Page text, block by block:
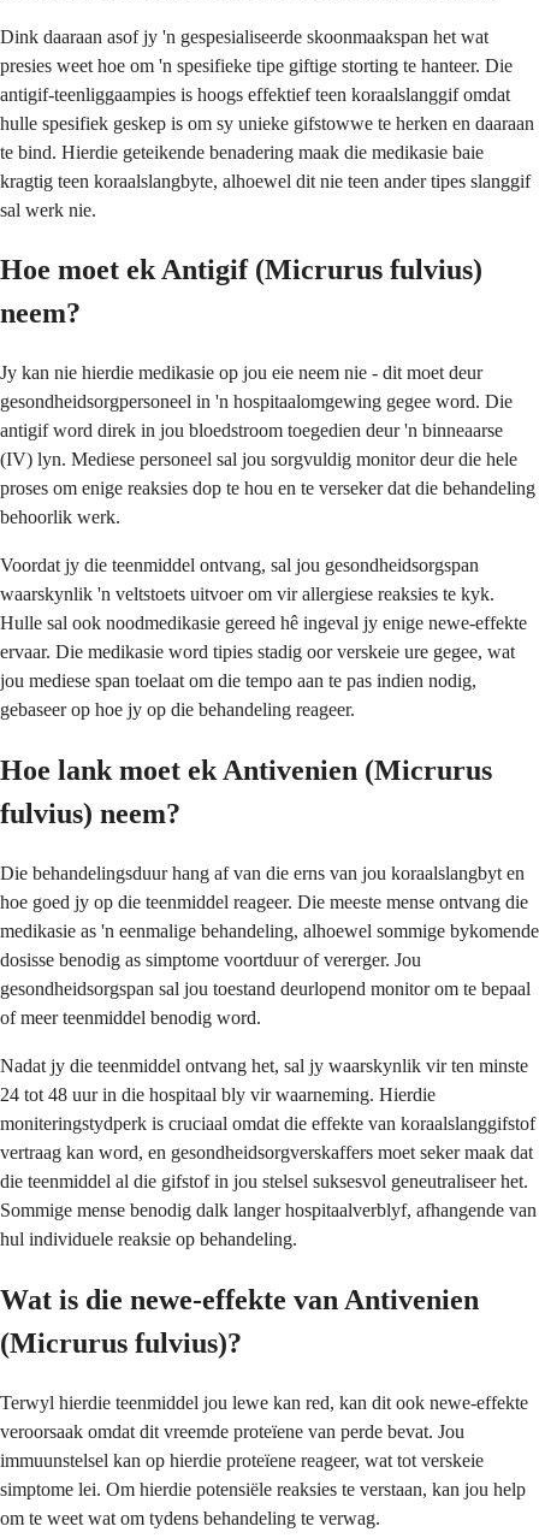
Dink daaraan asof jy 'n gespesialiseerde skoonmaakspan het wat
presies weet hoe om 'n spesifieke tipe giftige storting te hanteer. Die
antigif-teenliggaampies is hoogs effektief teen koraalslanggif omdat
hulle spesifiek geskep is om sy unieke gifstowwe te herken en daaraan
te bind. Hierdie geteikende benadering maak die medikasie baie
kragtig teen koraalslangbyte, alhoewel dit nie teen ander tipes slanggif
sal werk nie.
Hoe moet ek Antigif (Micrurus fulvius)
neem?
Jy kan nie hierdie medikasie op jou eie neem nie - dit moet deur
gesondheidsorgpersoneel in 'n hospitaalomgewing gegee word. Die
antigif word direk in jou bloedstroom toegedien deur 'n binneaarse
(IV) lyn. Mediese personeel sal jou sorgvuldig monitor deur die hele
proses om enige reaksies dop te hou en te verseker dat die behandeling
behoorlik werk.
Voordat jy die teenmiddel ontvang, sal jou gesondheidsorgspan
waarskynlik 'n veltstoets uitvoer om vir allergiese reaksies te kyk.
Hulle sal ook noodmedikasie gereed hê ingeval jy enige newe-effekte
ervaar. Die medikasie word tipies stadig oor verskeie ure gegee, wat
jou mediese span toelaat om die tempo aan te pas indien nodig,
gebaseer op hoe jy op die behandeling reageer.
Hoe lank moet ek Antivenien (Micrurus
fulvius) neem?
Die behandelingsduur hang af van die erns van jou koraalslangbyt en
hoe goed jy op die teenmiddel reageer. Die meeste mense ontvang die
medikasie as 'n eenmalige behandeling, alhoewel sommige bykomende
dosisse benodig as simptome voortduur of vererger. Jou
gesondheidsorgspan sal jou toestand deurlopend monitor om te bepaal
of meer teenmiddel benodig word.
Nadat jy die teenmiddel ontvang het, sal jy waarskynlik vir ten minste
24 tot 48 uur in die hospitaal bly vir waarneming. Hierdie
moniteringstydperk is cruciaal omdat die effekte van koraalslanggifstof
vertraag kan word, en gesondheidsorgverskaffers moet seker maak dat
die teenmiddel al die gifstof in jou stelsel suksesvol geneutraliseer het.
Sommige mense benodig dalk langer hospitaalverblyf, afhangende van
hul individuele reaksie op behandeling.
Wat is die newe-effekte van Antivenien
(Micrurus fulvius)?
Terwyl hierdie teenmiddel jou lewe kan red, kan dit ook newe-effekte
veroorsaak omdat dit vreemde proteïene van perde bevat. Jou
immuunstelsel kan op hierdie proteïene reageer, wat tot verskeie
simptome lei. Om hierdie potensiële reaksies te verstaan, kan jou help
om te weet wat om tydens behandeling te verwag.